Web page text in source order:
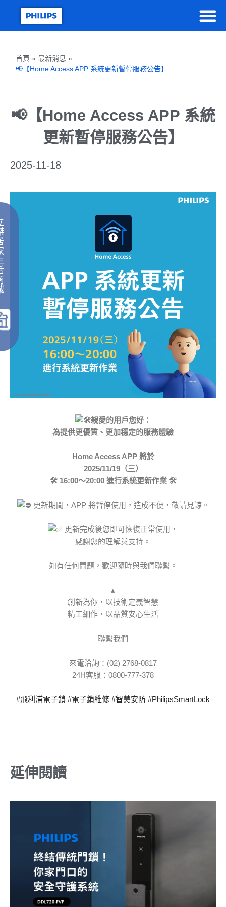
首頁 » 最新消息 »
📢【Home Access APP 系統更新暫停服務公告】
📢【Home Access APP 系統
更新暫停服務公告】
2025-11-18
親愛的用戶您好：
為提供更優質、更加穩定的服務體驗
Home Access APP 將於
2025/11/19（三）
🛠️ 16:00～20:00 進行系統更新作業 🛠️
更新期間，APP 將暫停使用，造成不便，敬請見諒。
更新完成後您即可恢復正常使用，
感謝您的理解與支持。
如有任何問題，歡迎隨時與我們聯繫。
▴
創新為你，以技術定義智慧
精工細作，以品質安心生活
————聯繫我們 ————
來電洽詢：(02) 2768-0817
24H客服：0800-777-378
#飛利浦電子鎖 #電子鎖維修 #智慧安防 #PhilipsSmartLock
延伸閱讀